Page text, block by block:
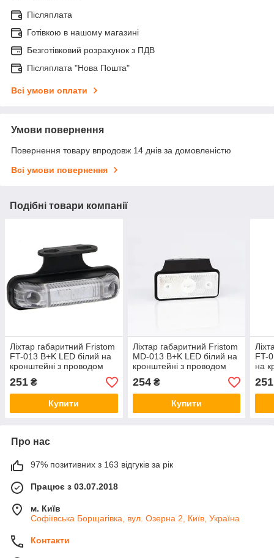
Післяплата
Готівкою в нашому магазині
Безготівковий розрахунок з ПДВ
Післяплата "Нова Пошта"
Всі умови оплати
Умови повернення
Повернення товару впродовж 14 днів за домовленістю
Всі умови повернення
Подібні товари компанії
Ліхтар габаритний Fristom
FT-013 B+K LED білий на
кронштейні з проводом
251 ₴
Купити
Ліхтар габаритний Fristom
MD-013 B+K LED білий на
кронштейні з проводом
254₴
Купити
FT-
на
251
Про нас
97% позитивних з 163 відгуків за рік
Працює з 03.07.2018
м. Київ
Софіївська Борщагівка, вул. Озерна 2, Київ, Україна
Контакти